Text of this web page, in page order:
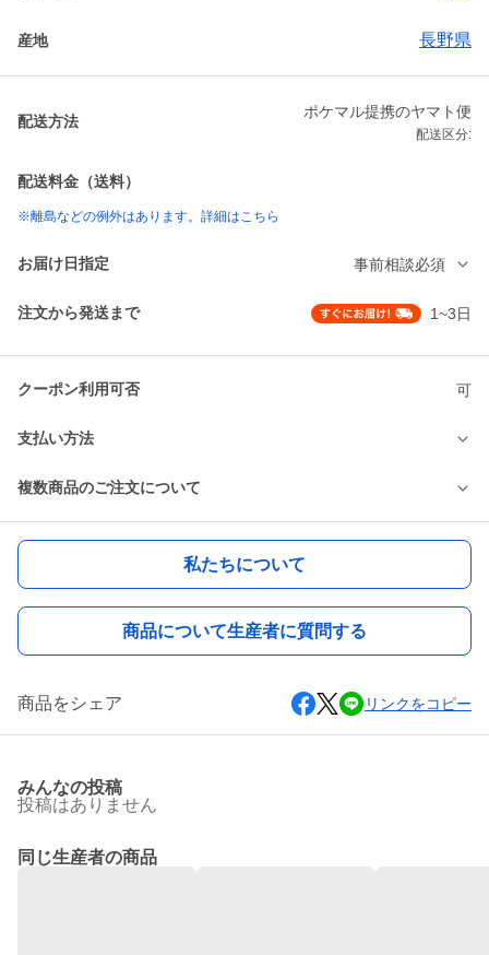
産地 長野県
配送方法
ポケマル提携のヤマト便
配送区分:
配送料金（送料）
※離島などの例外はあります。詳細はこちら
お届け日指定 事前相談必須
注文から発送まで 1~3日
クーポン利用可否 可
支払い方法
複数商品のご注文について
私たちについて
商品について生産者に質問する
商品をシェア リンクをコピー
みんなの投稿
投稿はありません
同じ生産者の商品